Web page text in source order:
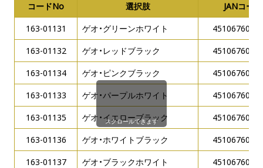
コードNo 選択肢
JANコード
163-01131
ゲオ・グリーンホワイト
163-01132
ゲオ・レッドブラック
163-01134
ゲオ・ピンクブラック
163-01133
ゲオ・パープルホワイト
163-01135
ゲオ・イエローブラック
163-01136
ゲオ・ホワイトブラック
163-01137
ゲオ・ブラックホワイト
スクロールできます